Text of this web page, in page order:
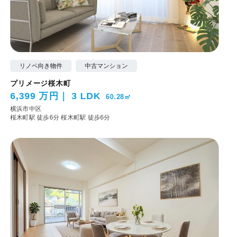
リノベ向き物件 中古マンション
プリメージ桜木町
6,399 万円 3 LDK 60.28㎡
横浜市中区
桜木町駅 徒歩6分桜木町駅 徒歩6分